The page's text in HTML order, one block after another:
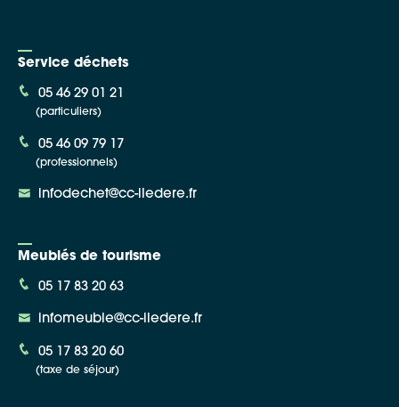
Service déchets
05 46 29 01 21
(particuliers)
05 46 09 79 17
(professionnels)
infodechet@cc-iledere.fr
Meublés de tourisme
05 17 83 20 63
infomeuble@cc-iledere.fr
05 17 83 20 60
(taxe de séjour)